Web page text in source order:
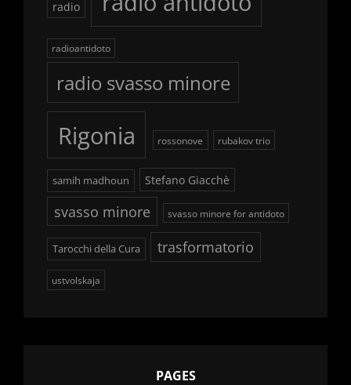
radio
radioantidoto
radio svasso minore
Rigonia rossonove rubakov trio
samih madhoun Stefano Giacchè
svasso minore svasso minore for antidoto
Tarocchi della Cura trasformatorio
ustvolskaja
PAGES